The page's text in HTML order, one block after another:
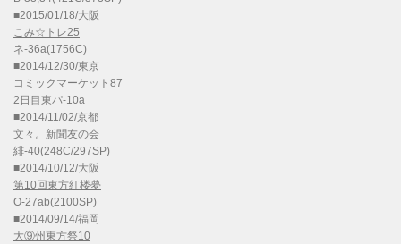
■2015/01/18/大阪
こみ☆トレ25
ネ-36a(1756C)
■2014/12/30/東京
コミックマーケット87
2日目東パ-10a
■2014/11/02/京都
文々。新聞友の会
緋-40(248C/297SP)
■2014/10/12/大阪
第10回東方紅楼夢
O-27ab(2100SP)
■2014/09/14/福岡
大⑨州東方祭10